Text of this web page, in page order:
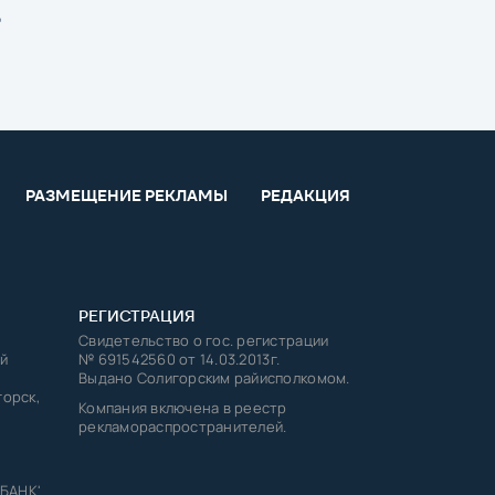
РАЗМЕЩЕНИЕ РЕКЛАМЫ РЕДАКЦИЯ
РЕГИСТРАЦИЯ
Свидетельство о гос. регистрации
№ 691542560 от 14.03.2013г.
Выдано Солигорским райисполкомом.
Компания включена в реестр
рекламораспространителей.